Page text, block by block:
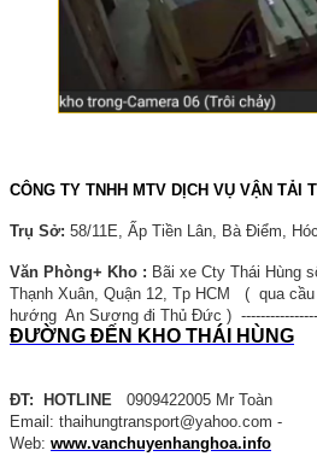
CÔNG TY TNHH MTV DỊCH VỤ VẬN TẢI
Trụ Sở: 58/11E, Ấp Tiền Lân, Bà Điểm,
Văn Phòng+ Kho : Bãi xe Cty Thái Hùng
Thạnh Xuân, Quận 12, Tp HCM ( qua cầu
hướng An Sương đi Thủ Đức )
ĐƯỜNG Đ Ế N KHO THÁI HÙNG
ĐT: HOTLINE 0909422005 Mr Toàn
Email: thaihungtransport@yahoo.com -
Web: www.vanchuyenhanghoa.info